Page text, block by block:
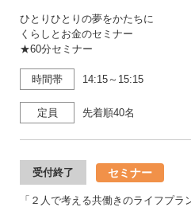
ひとりひとりの夢をかたちに
くらしとお金のセミナー
★60分セミナー
時間帯 14:15～15:15
定員 先着順40名
受付終了 セミナー
「２人で考える共働きのライフプラ